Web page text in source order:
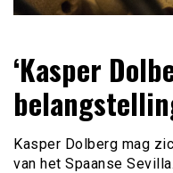
Online
verzameld
‘Kasper
Kasper Dolberg mag
van het Spaanse